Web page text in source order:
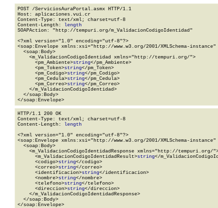
POST /ServiciosAuraPortal.asmx HTTP/1.1
Host: aplicaciones.vui.cr
Content-Type: text/xml; charset=utf-8
Content-Length: length
SOAPAction: "http://tempuri.org/m_ValidacionCodigoIdentidad"
<?xml version="1.0" encoding="utf-8"?>
<soap:Envelope xmlns:xsi="http://www.w3.org/2001/XMLSchema-
  <soap:Body>
    <m_ValidacionCodigoIdentidad xmlns="http://tempuri.org/">
      <pm_Ambiente>
string</pm_Ambiente>
      <pm_Token>
string</pm_Token>
      <pm_Codigo>
string</pm_Codigo>
      <pm_Cedula>
string</pm_Cedula>
      <pm_Correo>
string</pm_Correo>
    </m_ValidacionCodigoIdentidad>
  </soap:Body>
</soap:Envelope>
HTTP/1.1 200 OK
Content-Type: text/xml; charset=utf-8
Content-Length: length
<?xml version="1.0" encoding="utf-8"?>
<soap:Envelope xmlns:xsi="http://www.w3.org/2001/XMLSchema-
  <soap:Body>
<m_ValidacionCodigoIdentidadResponse xmlns="http://tempuri.org/
      <m_ValidacionCodigoIdentidadResult>
string</
      <codigo>
string</codigo>
      <correo>
string</correo>
      <identificacion>
string</identificacion>
      <nombre>
string</nombre>
      <telefono>
string</telefono>
      <direccion>
string</direccion>
    </m_ValidacionCodigoIdentidadResponse>
  </soap:Body>
</soap:Envelope>